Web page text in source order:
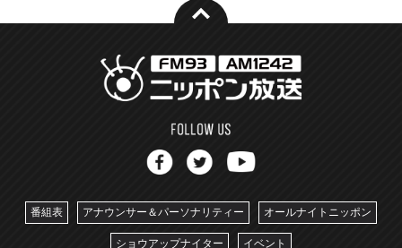
番組表 アナウンサー＆パーソナリティー オールナイトニッポン
ショウアップナイター イベント